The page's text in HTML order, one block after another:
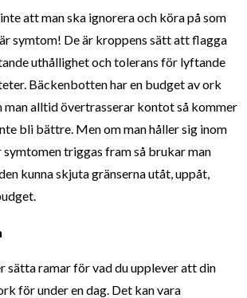
att man ska ignorera och köra på som
symtom! De är kroppens sätt att flagga
uthållighet och tolerans för lyftande
Bäckenbotten har en budget av ork
man alltid övertrasserar kontot så kommer
bli bättre. Men om man håller sig inom
symtomen triggas fram så brukar man
kunna skjuta gränserna utåt, uppåt,
sätta ramar för vad du upplever att din
för under en dag. Det kan vara